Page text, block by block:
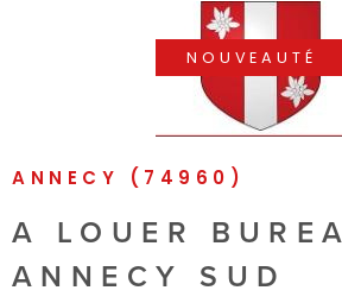
ANNECY (74960)
A LOUER
ANNECY SUD
NOUVEAUTÉ
VOIR LE